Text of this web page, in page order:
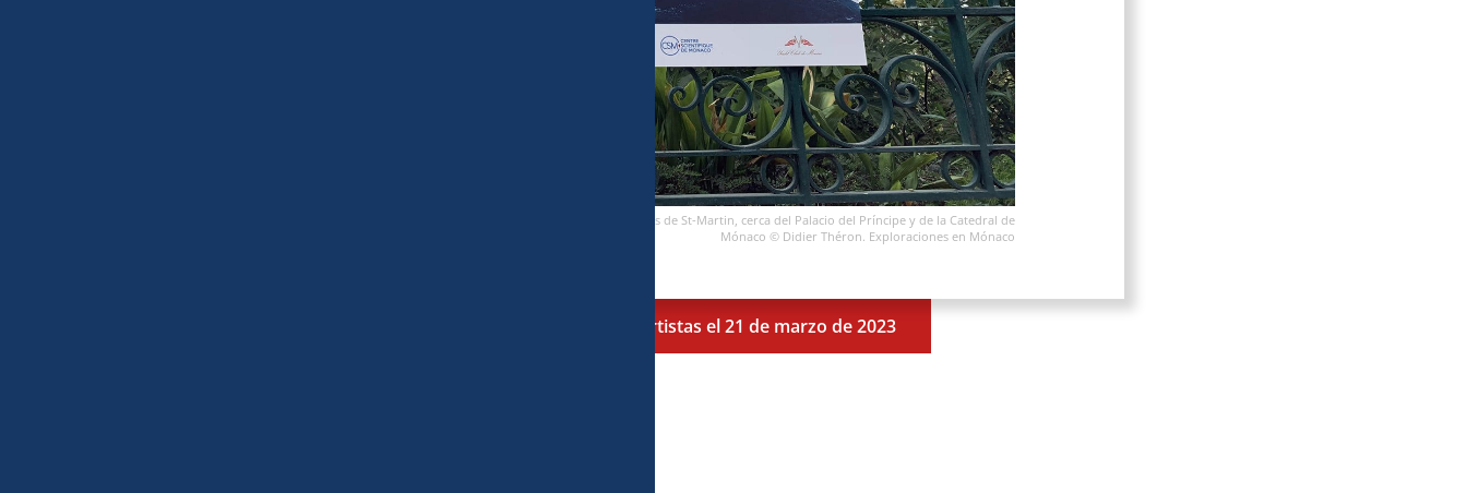
Panel con el título de la exposición "Regards croisés" en las puertas de los jardines de St-Martin, cerca del Palacio del Príncipe y de la Catedral de
Mónaco © Didier Théron. Exploraciones en Mónaco
Escenario de los artistas el 21 de marzo de 2023